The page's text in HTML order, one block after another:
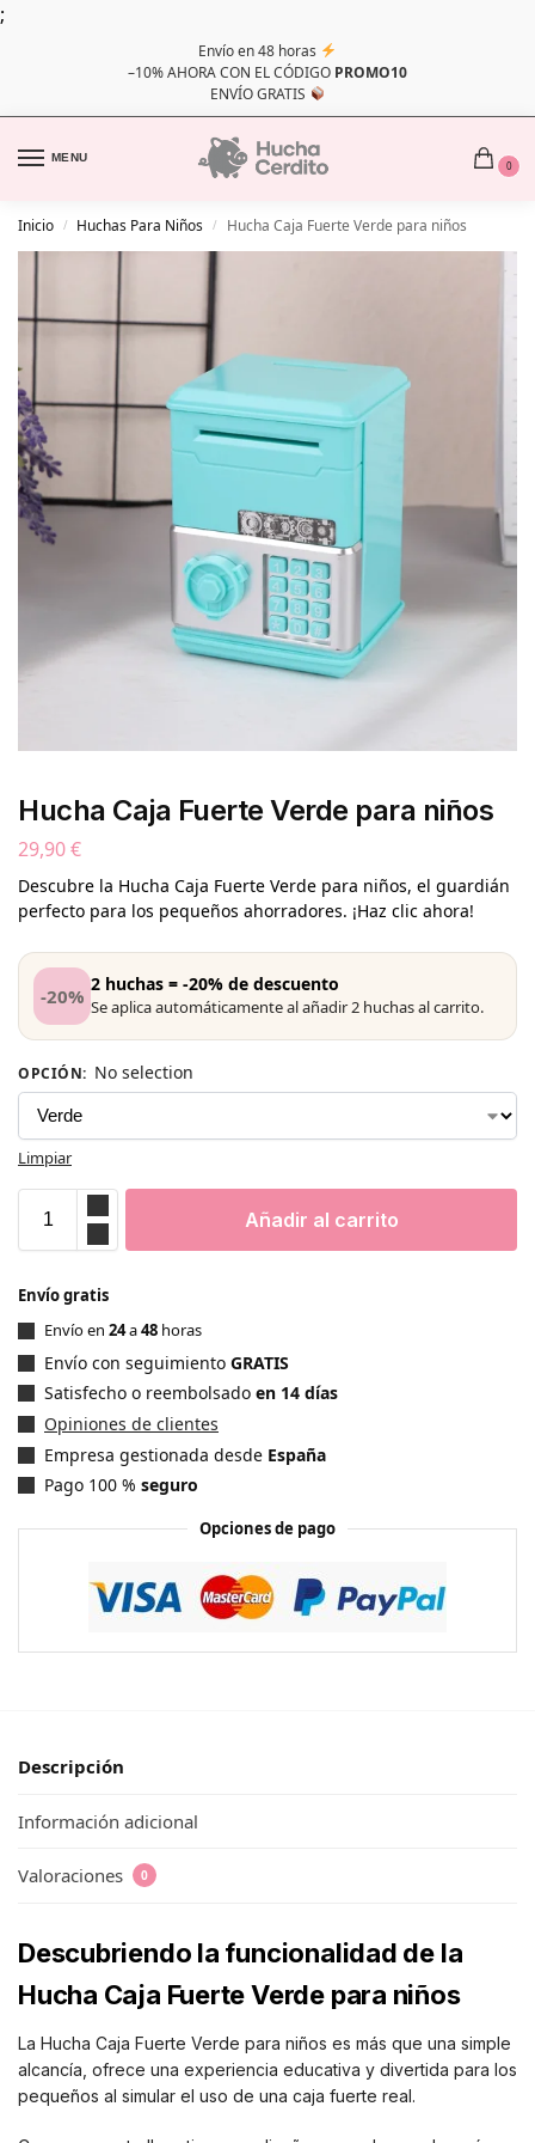
;
Envío en 48 horas
–10% AHORA CON EL CÓDIGO PROMO10
ENVÍO GRATIS
MENU
0
Inicio / Huchas Para Niños / Hucha Caja Fuerte Verde para niños
Hucha Caja Fuerte Verde para niños
29,90€
Descubre la Hucha Caja Fuerte Verde para niños, el guardián
perfecto para los pequeños ahorradores. ¡Haz clic ahora!
-20% 2 huchas = -20% de descuento
Se aplica automáticamente al añadir 2 huchas al carrito.
OPCIÓN: No selection
Limpiar
Añadir al carrito
Envío gratis
Envío en 24a48 horas
Envío con seguimiento GRATIS
Satisfecho o reembolsado en 14 días
Opiniones de clientes
Empresa gestionada desde España
Pago 100 % seguro
Opciones de pago
Descripción
Información adicional
Valoraciones 0
Descubriendo la funcionalidad de la
Hucha Caja Fuerte Verde para niños
La Hucha Caja Fuerte Verde para niños es más que una simple
alcancía, ofrece una experiencia educativa y divertida para los
pequeños al simular el uso de una caja fuerte real.